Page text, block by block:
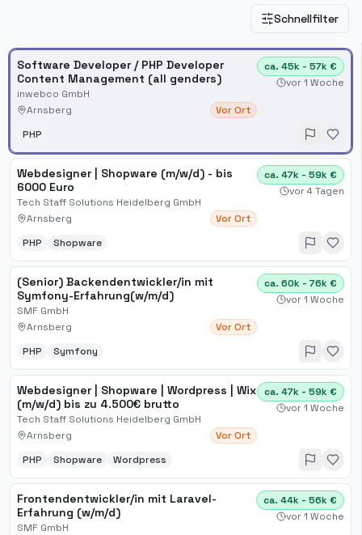
Schnellfilter
Software Developer / PHP Developer
Content Management (all genders)
inwebco GmbH
Arnsberg
Vor Ort
ca. 45k - 57k €
vor 1 Woche
PHP
Webdesigner | Shopware (m/w/d) - bis
6000 Euro
Tech Staff Solutions Heidelberg GmbH
Arnsberg
Vor Ort
ca. 47k - 59k €
vor 4 Tagen
PHP Shopware
(Senior) Backendentwickler/in mit
Symfony-Erfahrung(w/m/d)
SMF GmbH
Arnsberg
Vor Ort
ca. 60k - 76k €
vor 1 Woche
PHP Symfony
Webdesigner | Shopware | Wordpress | Wix
(m/w/d) bis zu 4.500€ brutto
Tech Staff Solutions Heidelberg GmbH
Arnsberg
Vor Ort
ca. 47k - 59k €
vor 1 Woche
PHP Shopware Wordpress
Frontendentwickler/in mit Laravel-
Erfahrung (w/m/d)
SMF GmbH
ca. 44k - 56k €
vor 1 Woche